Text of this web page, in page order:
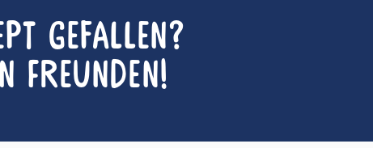
gefallen?
Freunden!